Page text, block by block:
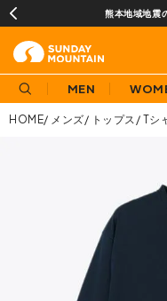
熊本地域地震
MEN
HOME メンズ トップス Tシ